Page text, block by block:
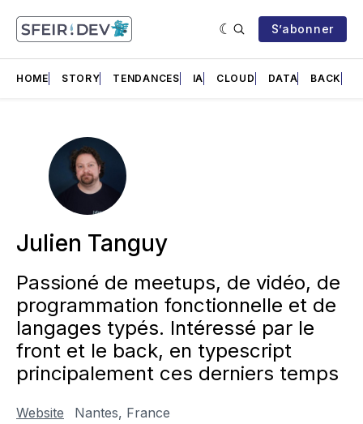
S’abonner
HOME STORY TENDANCES IA CLOUD DATA BACK
Julien Tanguy
Passioné de meetups, de vidéo, de
programmation fonctionnelle et de
langages typés. Intéressé par le
front et le back, en typescript
principalement ces derniers temps
Website Nantes, France